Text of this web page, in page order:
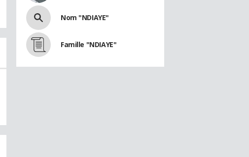
Nom "NDIAYE"
Famille "NDIAYE"